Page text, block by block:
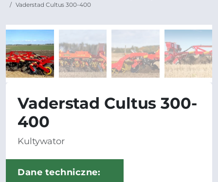
Vaderstad Cultus 300-400
Vaderstad Cultus 300-
400
Kultywator
Dane techniczne: